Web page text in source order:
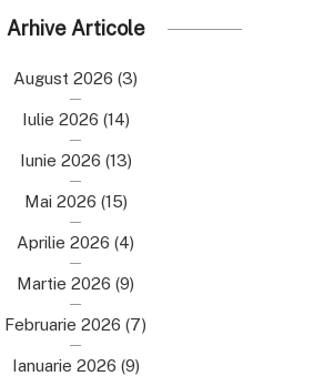
Arhive Articole
August 2026 (3)
Iulie 2026 (14)
Iunie 2026 (13)
Mai 2026 (15)
Aprilie 2026 (4)
Martie 2026 (9)
Februarie 2026 (7)
Ianuarie 2026 (9)